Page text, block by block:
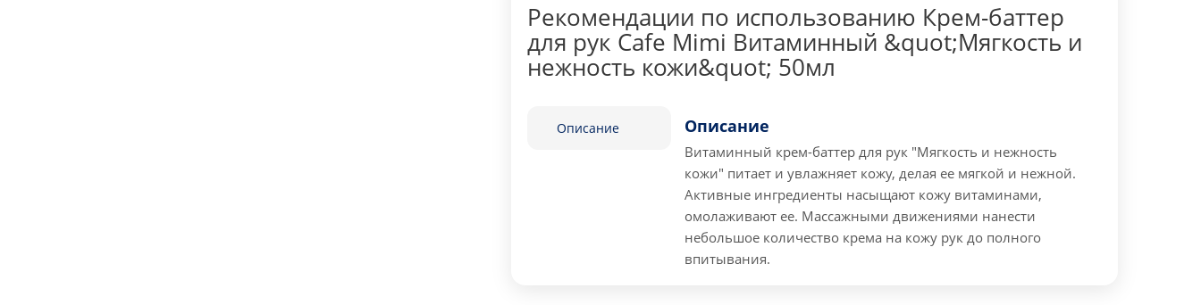
Рекомендации по использованию Крем-баттер
для рук Cafe Mimi Витаминный &quot;Мягкость и
нежность кожи&quot; 50мл
Описание Описание
Витаминный крем-баттер для рук "Мягкость и нежность
кожи" питает и увлажняет кожу, делая ее мягкой и нежной.
Активные ингредиенты насыщают кожу витаминами,
омолаживают ее. Массажными движениями нанести
небольшое количество крема на кожу рук до полного
впитывания.